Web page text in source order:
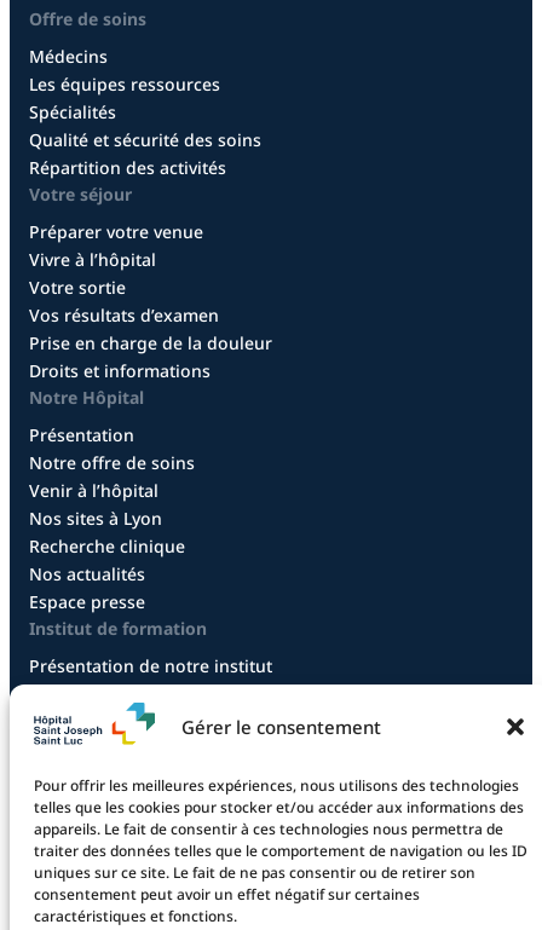
Gérer le consentement
Pour offrir les meilleures expériences, nous utilisons des technologies
telles que les cookies pour stocker et/ou accéder aux informations des
appareils. Le fait de consentir à ces technologies nous permettra de
traiter des données telles que le comportement de navigation ou les ID
uniques sur ce site. Le fait de ne pas consentir ou de retirer son
consentement peut avoir un effet négatif sur certaines
caractéristiques et fonctions.
Offre de soins
Médecins
Les équipes ressources
Spécialités
Qualité et sécurité des soins
Répartition des activités
Votre séjour
Préparer votre venue
Vivre à l’hôpital
Votre sortie
Vos résultats d’examen
Prise en charge de la douleur
Droits et informations
Notre Hôpital
Présentation
Notre offre de soins
Venir à l’hôpital
Nos sites à Lyon
Recherche clinique
Nos actualités
Espace presse
Institut de formation
Présentation de notre institut
Diplôme aide-soignant
Diplôme aide-soignant en alternance
Diplôme CCEPS
Taxe d’apprentissage
La fondation
La Fondation